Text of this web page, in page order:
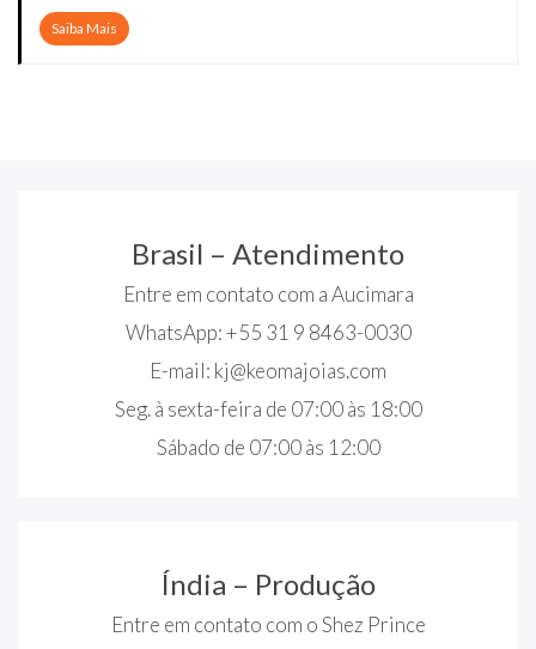
Saiba Mais
Brasil – Atendimento
Entre em contato com a Aucimara
WhatsApp: +55 31 9 8463-0030
E-mail: kj@keomajoias.com
Seg. à sexta-feira de 07:00 às 18:00
Sábado de 07:00 às 12:00
Índia – Produção
Entre em contato com o Shez Prince